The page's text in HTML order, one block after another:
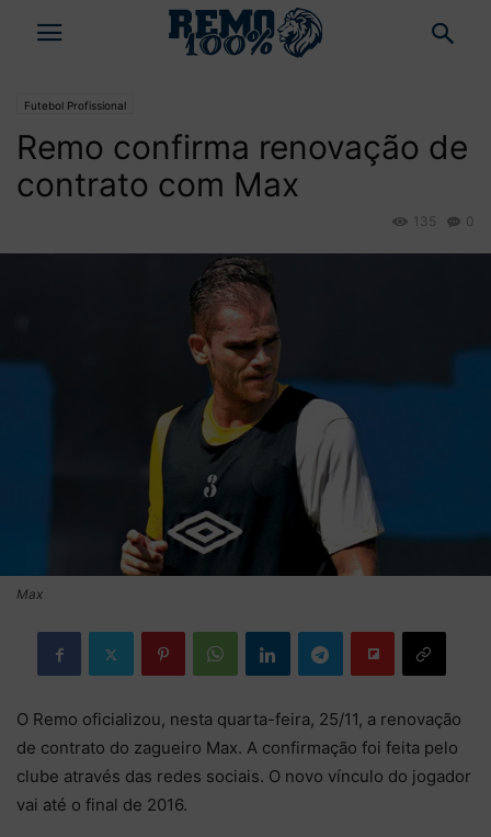
Futebol Profissional
Remo confirma renovação de
contrato com Max
0
135
Max
O Remo oficializou, nesta quarta-feira, 25/11, a renovação
de contrato do zagueiro Max. A confirmação foi feita pelo
clube através das redes sociais. O novo vínculo do jogador
vai até o final de 2016.